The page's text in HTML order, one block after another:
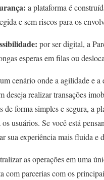
a plataforma é
e sem riscos para os
por ser digital, a
esperas em filas ou
cenário onde a agilidade e a
deseja realizar transações
de forma simples e segura, a
os usuários. Se você está
sua experiência mais fluida e
as operações em uma
com parcerias com os